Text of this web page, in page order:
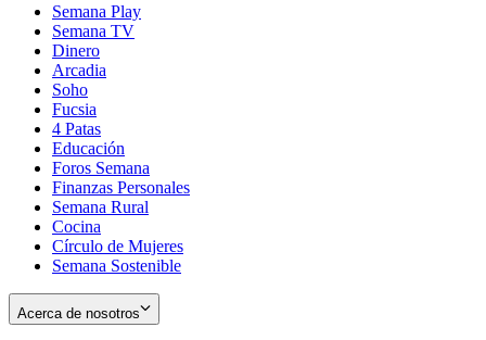
Semana Play
Semana TV
Dinero
Arcadia
Soho
in
new
window
Fucsia
in
new
window
4 Patas
Educación
Foros Semana
Finanzas Personales
Semana Rural
Cocina
Círculo de Mujeres
Semana Sostenible
Acerca de nosotros